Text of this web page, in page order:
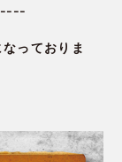
っておりま